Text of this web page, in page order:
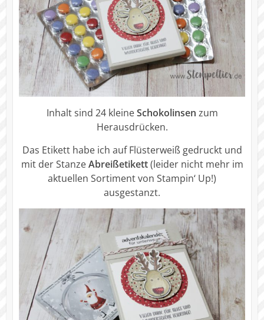
Inhalt sind 24 kleineSchokolinsen zum
Herausdrücken.
Das Etikett habe ich auf Flüsterweiß gedruckt und
mit der StanzeAbreißetikett(leider nicht mehr im
aktuellen Sortiment von Stampin‘ Up!)
ausgestanzt.